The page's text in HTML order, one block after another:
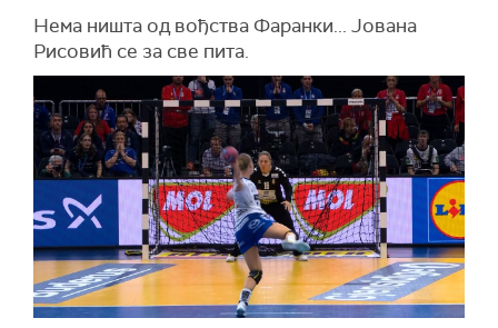
Нема ништа од вођства Фаранки... Јована
Рисовић се за све пита.